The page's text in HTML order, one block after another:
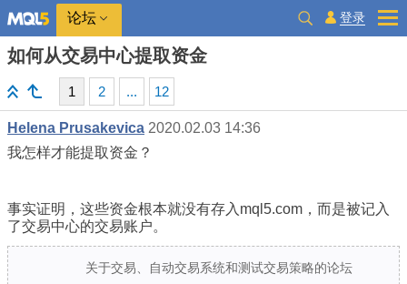
论坛 登录
如何从交易中心提取资金
1 2 ... 12
Helena Prusakevica 2020.02.03 14:36
我怎样才能提取资金？
事实证明，这些资金根本就没有存入mql5.com，而是被记入
了交易中心的交易账户。
关于交易、自动交易系统和测试交易策略的论坛